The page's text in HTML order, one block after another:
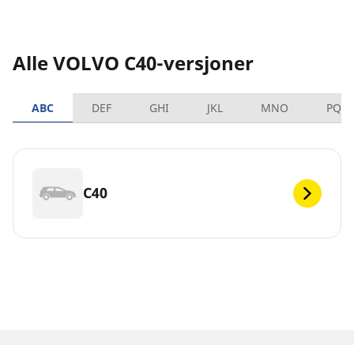
Alle VOLVO C40-versjoner
ABC DEF GHI JKL MNO PQRS
C40